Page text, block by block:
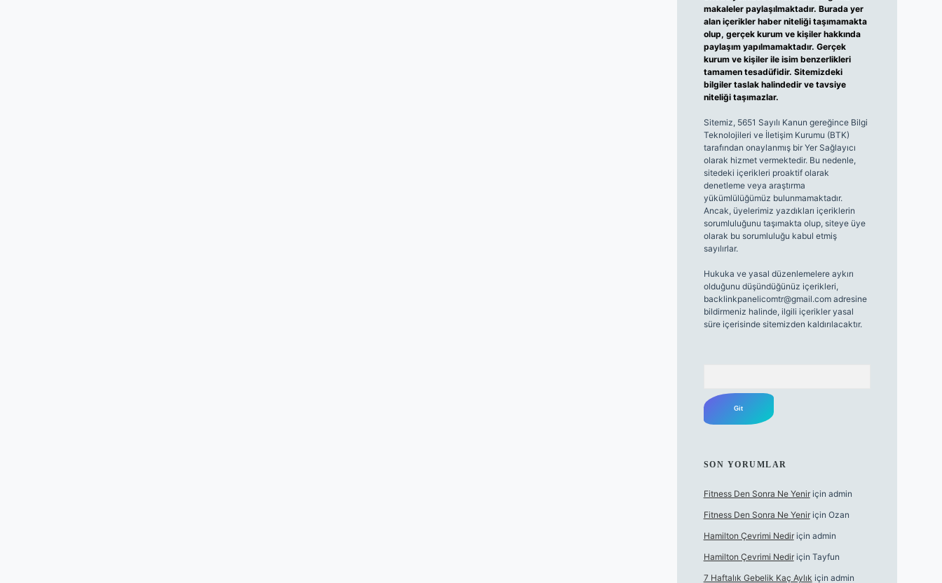
makaleler paylaşılmaktadır. Burada yer
alan içerikler haber niteliği taşımamakta
olup, gerçek kurum ve kişiler hakkında
paylaşım yapılmamaktadır. Gerçek
kurum ve kişiler ile isim benzerlikleri
tamamen tesadüfidir. Sitemizdeki
bilgiler taslak halindedir ve tavsiye
niteliği taşımazlar.
Sitemiz, 5651 Sayılı Kanun gereğince Bilgi
Teknolojileri ve İletişim Kurumu (BTK)
tarafından onaylanmış bir Yer Sağlayıcı
olarak hizmet vermektedir. Bu nedenle,
sitedeki içerikleri proaktif olarak
denetleme veya araştırma
yükümlülüğümüz bulunmamaktadır.
Ancak, üyelerimiz yazdıkları içeriklerin
sorumluluğunu taşımakta olup, siteye üye
olarak bu sorumluluğu kabul etmiş
sayılırlar.
Hukuka ve yasal düzenlemelere aykırı
olduğunu düşündüğünüz içerikleri,
backlinkpanelicomtr@gmail.comadresine
bildirmeniz halinde, ilgili içerikler yasal
süre içerisinde sitemizden kaldırılacaktır.
SON YORUMLAR
Fitness Den Sonra Ne Yeniriçin admin
Fitness Den Sonra Ne Yeniriçin Ozan
Hamilton Çevrimi Nediriçin admin
Hamilton Çevrimi Nediriçin Tayfun
7 Haftalık Gebelik Kaç Aylık için admin